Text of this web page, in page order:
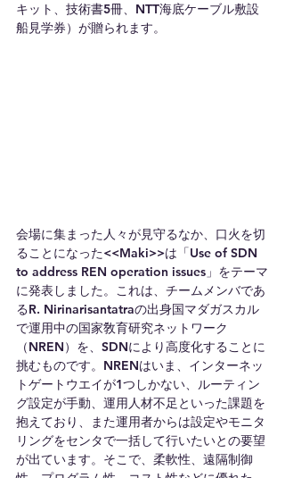
キット、技術書5冊、NTT海底ケーブル敷設
船見学券）が贈られます。
会場に集まった人々が見守るなか、口火を切
ることになった<<Maki>>は「Use of SDN
to address REN operation issues」をテーマ
に発表しました。これは、チームメンバであ
るR. Nirinarisantatraの出身国マダガスカル
で運用中の国家敎育研究ネットワーク
（NREN）を、SDNにより高度化することに
挑むものです。NRENはいま、インターネッ
トゲートウエイが1つしかない、ルーティン
グ設定が手動、運用人材不足といった課題を
抱えており、また運用者からは設定やモニタ
リングをセンタで一括して行いたいとの要望
が出ています。そこで、柔軟性、遠隔制御